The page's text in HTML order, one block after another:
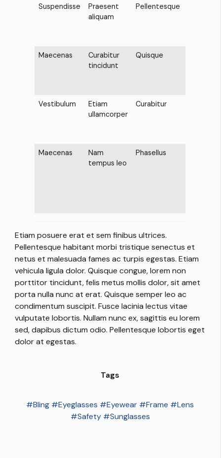
Suspendisse
Praesent
aliquam
Pellentesque
Maecenas
Curabitur
tincidunt
Quisque
Vestibulum
Etiam
ullamcorper
Curabitur
Maecenas
Nam
tempus leo
Phasellus
Etiam posuere erat et sem finibus ultrices.
Pellentesque habitant morbi tristique senectus et
netus et malesuada fames ac turpis egestas. Etiam
vehicula ligula dolor. Quisque congue, lorem non
porttitor tincidunt, felis metus mollis dolor, sit amet
porta nulla nunc at erat. Quisque semper leo ac
condimentum suscipit. Fusce lacinia lectus vitae
vulputate lobortis. Nullam nunc ex, sagittis eu lorem
sed, dapibus dictum odio. Pellentesque lobortis eget
dolor at egestas.
Tags
#Bling #Eyeglasses #Eyewear #Frame #Lens
#Safety#Sunglasses